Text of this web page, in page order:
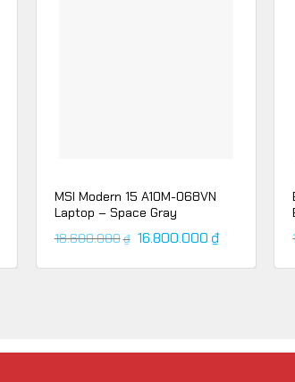
MSI Modern 15 A10M-068VN
Laptop – Space Gray
18.600.000₫ 16.800.000 ₫